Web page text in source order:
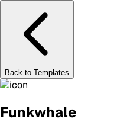
Back to Templates
Funkwhale